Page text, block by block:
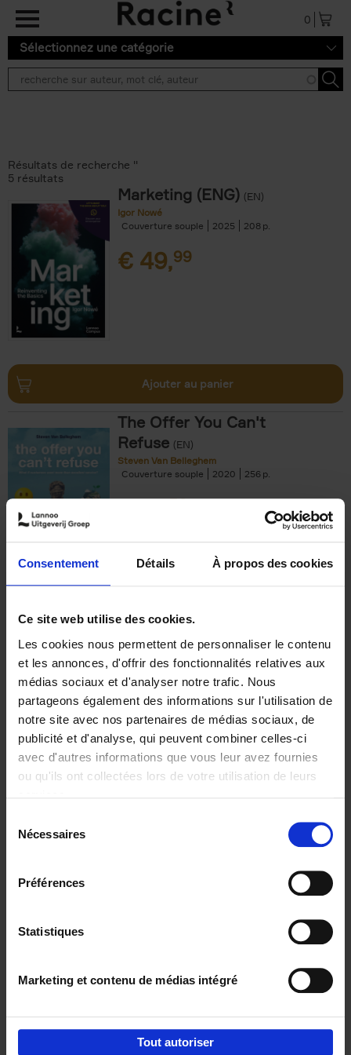
Consentement Détails À propos des cookies
Ce site web utilise des cookies.
Les cookies nous permettent de personnaliser le contenu
et les annonces, d'offrir des fonctionnalités relatives aux
médias sociaux et d'analyser notre trafic. Nous
partageons également des informations sur l'utilisation de
notre site avec nos partenaires de médias sociaux, de
publicité et d'analyse, qui peuvent combiner celles-ci
avec d'autres informations que vous leur avez fournies
ou qu'ils ont collectées lors de votre utilisation de leurs
Nécessaires
Préférences
Statistiques
Marketing et contenu de médias intégré
Tout autoriser
Aller au contenu principal
0
Sélectionnez une catégorie
Résultats de recherche ''
5 résultats
Marketing (ENG) (EN)
Igor Nowé
Couverture souple
2025 208
€ 49,99
Ajouter au panier
The Offer You Can't
Refuse (EN)
Steven Van Belleghem
Couverture souple
2020 256
€37,50
Building Bonds = Building
Business
Jochen Roef Jozefien De Feyter
Carolien Boom
Couverture souple
2025 200
€29,99
Digital marketing like a PRO -
completely revised edition (EN)